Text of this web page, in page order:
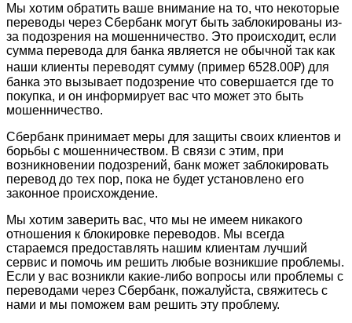
Мы хотим обратить ваше внимание на то, что некоторые
переводы через Сбербанк могут быть заблокированы из-
за подозрения на мошенничество. Это происходит, если
сумма перевода для банка является не обычной так как
наши клиенты переводят сумму (пример 6528.00₽) для
банка это вызывает подозрение что совершается где то
покупка, и он информирует вас что может это быть
мошенничество.
Сбербанк принимает меры для защиты своих клиентов и
борьбы с мошенничеством. В связи с этим, при
возникновении подозрений, банк может заблокировать
перевод до тех пор, пока не будет установлено его
законное происхождение.
Мы хотим заверить вас, что мы не имеем никакого
отношения к блокировке переводов. Мы всегда
стараемся предоставлять нашим клиентам лучший
сервис и помочь им решить любые возникшие проблемы.
Если у вас возникли какие-либо вопросы или проблемы с
переводами через Сбербанк, пожалуйста, свяжитесь с
нами и мы поможем вам решить эту проблему.